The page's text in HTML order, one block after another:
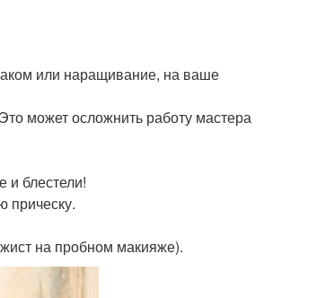
или наращивание, на ваше
может осложнить работу мастера
и блестели!
прическу.
на пробном макияже).